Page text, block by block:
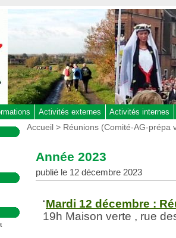
Activités externes Activités internes
Vous
Accueil > Réunions (Comité-AG-prépa
Année 2023
publié le 12 décembre 2023
Mardi 12 décembre :
19h Maison verte , rue